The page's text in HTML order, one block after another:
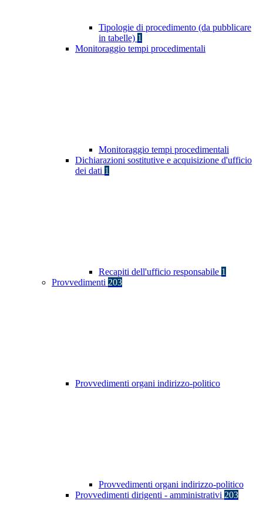
Tipologie di procedimento (da pubblicare
in tabelle) 1
Monitoraggio tempi procedimentali
Monitoraggio tempi procedimentali
Dichiarazioni sostitutive e acquisizione d'ufficio
dei dati 1
Recapiti dell'ufficio responsabile 1
Provvedimenti 203
Provvedimenti organi indirizzo-politico
Provvedimenti organi indirizzo-politico
Provvedimenti dirigenti - amministrativi 203